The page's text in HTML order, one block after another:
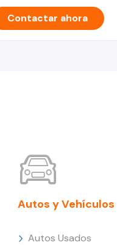
Contactar ahora
Autos y Vehículos
Autos Usados